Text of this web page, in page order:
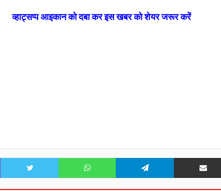
व्हाट्सप्प आइकान को दबा कर इस खबर को शेयर जरूर करें
Facebook Twitter WhatsApp Telegram